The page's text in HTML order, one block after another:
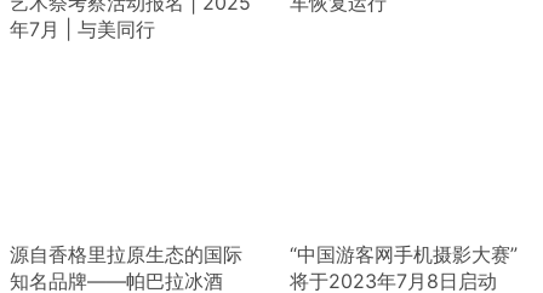
年7月 | 与美同行
源自香格里拉原生态的国际
知名品牌——帕巴拉冰酒
“中国游客网手机摄影大赛”
将于2023年7月8日启动